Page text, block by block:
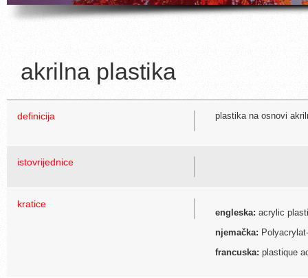
akrilna plastika
definicija plastika na osnovi
istovrijednice
kratice
engleska: acrylic
njemačka:
francuska: plastique